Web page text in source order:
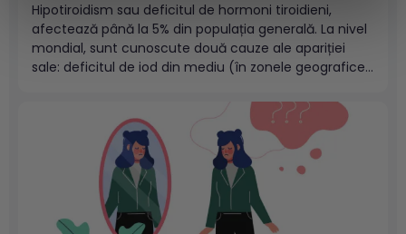
Hipotiroidism sau deficitul de hormoni tiroidieni,
afectează până la 5% din populația generală. La nivel
mondial, sunt cunoscute două cauze ale apariției
sale: deficitul de iod din mediu (în zonele geografice
(tiroidita cronică autoimună). În Europa, prevalența
estimată a hipotiroidismului evident (simptomatic)